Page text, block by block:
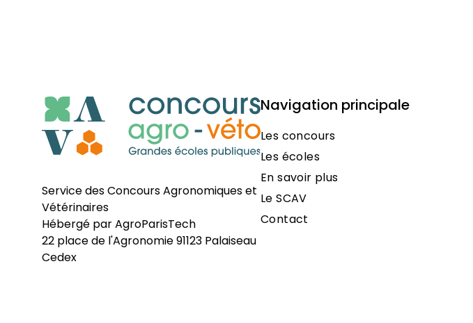
Service des Concours Agronomiques et
Vétérinaires
Hébergé parAgroParisTech
22 place de l'Agronomie 91123 Palaiseau
Cedex
Navigation principale
Les concours
Les écoles
En savoir plus
Le SCAV
Contact